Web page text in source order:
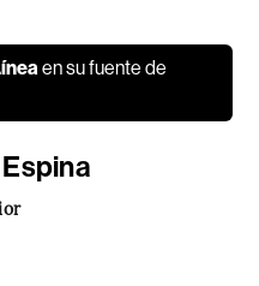
en su fuente de